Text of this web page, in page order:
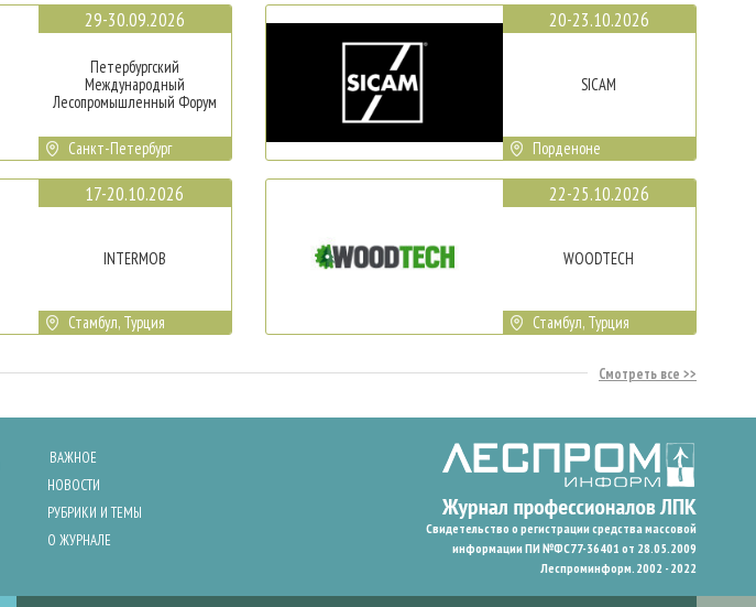
29-30.09.2026
Петербургский
Международный
Лесопромышленный Форум
Санкт-Петербург
17-20.10.2026
INTERMOB
Стамбул, Турция
20-23.10.2026
SICAM
Порденоне
22-25.10.2026
WOODTECH
Стамбул, Турция
Смотреть все
ВАЖНОЕ
НОВОСТИ
РУБРИКИ И ТЕМЫ
О ЖУРНАЛЕ
Свидетельство о регистрации средства массовой
информации ПИ №ФС77-36401 от 28.05.2009
Леспроминформ. 2002 - 2022